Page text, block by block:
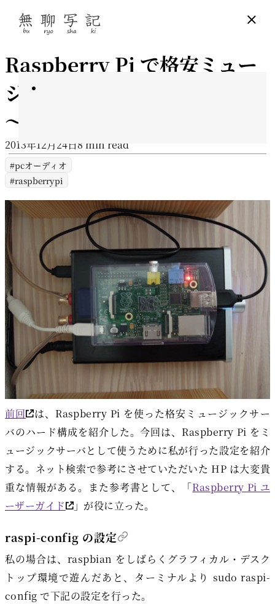
Raspberry Pi で格安ミュー
ジックサーバを作る～その２
～
2013年12月24日8 min read
pcオーディオ
raspberrypi
前回
は、Raspberry Pi を使った格安ミュージックサー
バのハード構成を紹介した。今回は、Raspberry Pi をミ
ュージックサーバとして使うために私が行った設定を紹介
する。ネット検索で参考にさせていただいた HP は大変貴
重な情報がある。また参考書として、「Raspberry Pi ユ
ーザーガイド
」が役に立った。
raspi-config の設定
私の場合は、raspbian をしばらくグラフィカル・デスク
トップ環境で遊んだあと、ターミナルより sudo raspi-
config で下記の設定を行った。